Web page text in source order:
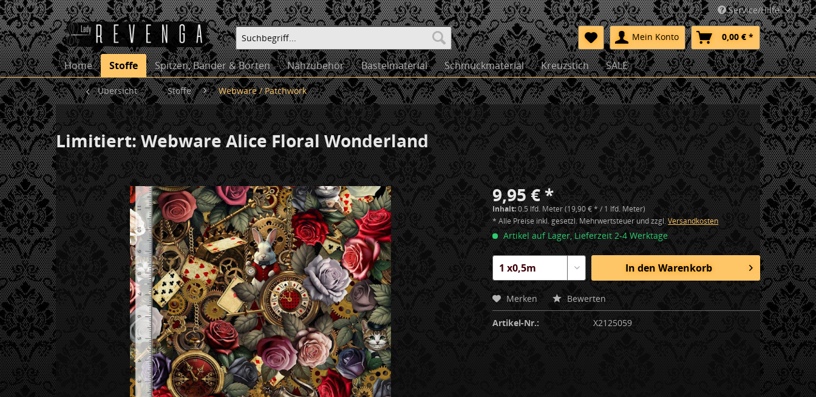
Service/Hilfe
Mein Konto 0,00 € *
Home Stoffe Spitzen, Bänder & Borten Nähzubehör Bastelmaterial Schmuckmaterial Kreuzstich SALE
Übersicht Stoffe Webware / Patchwork
Limitiert: Webware Alice Floral Wonderland
9,95 € *
Inhalt:0.5 lfd. Meter (19,90 € * / 1 lfd. Meter)
* Alle Preise inkl. gesetzl. Mehrwertsteuer und zzgl.Versandkosten
Artikel auf Lager, Lieferzeit 2-4 Werktage
In den Warenkorb
Merken Bewerten
Artikel-Nr.: X2125059